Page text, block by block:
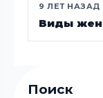
9 ЛЕТ НАЗАД
Виды
Поиск